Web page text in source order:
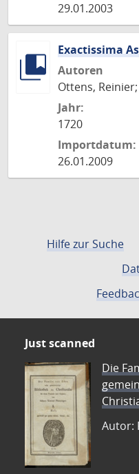
29.01.2003
Exactissima
Autoren
Ottens,
Jahr:
1720
Importdatum:
26.01.2009
Hilfe zur Suche
Just scanned
Die
Autor: